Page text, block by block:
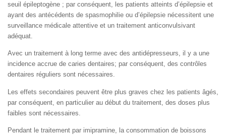
seuil épileptogène ; par conséquent, les patients atteints d’épilepsie et
ayant des antécédents de spasmophilie ou d’épilepsie nécessitent une
surveillance médicale attentive et un traitement anticonvulsivant
adéquat.
Avec un traitement à long terme avec des antidépresseurs, il y a une
incidence accrue de caries dentaires; par conséquent, des contrôles
dentaires réguliers sont nécessaires.
Les effets secondaires peuvent être plus graves chez les patients âgés,
par conséquent, en particulier au début du traitement, des doses plus
faibles sont nécessaires.
Pendant le traitement par imipramine, la consommation de boissons